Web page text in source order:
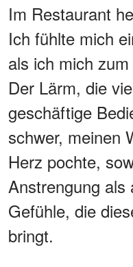
Im Restaurant
Ich fühlte mich
als ich mich
Der Lärm, die
geschäftige
schwer, meinen
Herz pochte,
Anstrengung als
Gefühle, die
bringt.